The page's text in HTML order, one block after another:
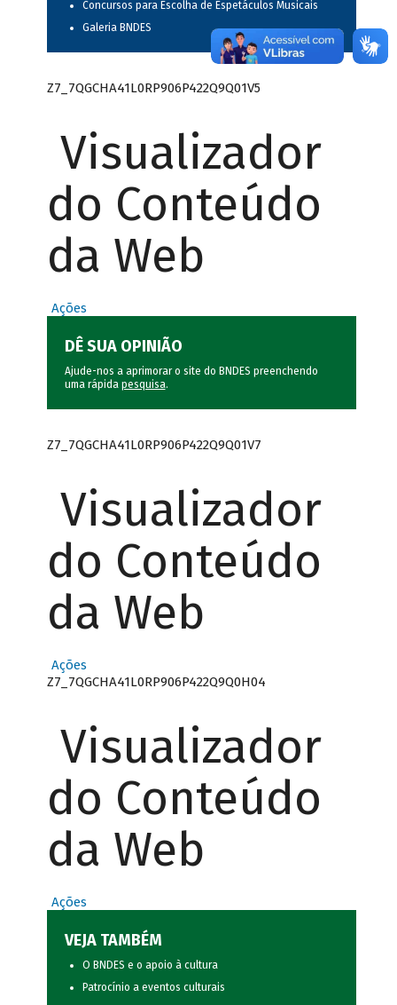
Concursos para Escolha de Espetáculos Musicais
Galeria BNDES
Z7_7QGCHA41L0RP906P422Q9Q01V5
Visualizador
do Conteúdo
da Web
Ações
DÊ SUA OPINIÃO
Ajude-nos a aprimorar o site do BNDES preenchendo
uma rápida pesquisa.
Z7_7QGCHA41L0RP906P422Q9Q01V7
Visualizador
do Conteúdo
da Web
Ações
Z7_7QGCHA41L0RP906P422Q9Q0H04
Visualizador
do Conteúdo
da Web
Ações
VEJA TAMBÉM
O BNDES e o apoio à cultura
Patrocínio a eventos culturais